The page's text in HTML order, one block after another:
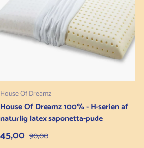
House Of Dreamz
House Of Dreamz 100% - H-serien af
naturlig latex saponetta-pude
Salgspris
45,00 Normalpris
90,00